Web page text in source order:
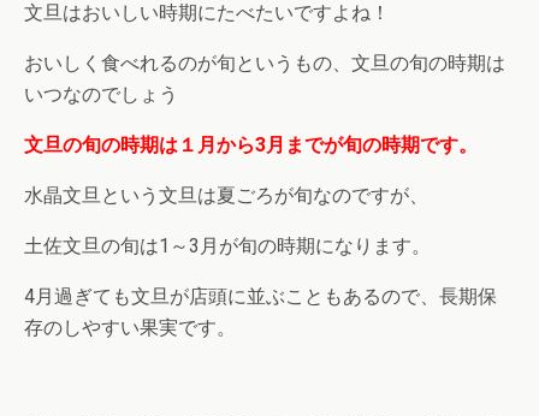
文旦はおいしい時期にたべたいですよね！
おいしく食べれるのが旬というもの、文旦の旬の時期は
いつなのでしょう
文旦の旬の時期は１月から3月までが旬の時期です。
水晶文旦という文旦は夏ごろが旬なのですが、
土佐文旦の旬は1～3月が旬の時期になります。
4月過ぎても文旦が店頭に並ぶこともあるので、長期保
存のしやすい果実です。